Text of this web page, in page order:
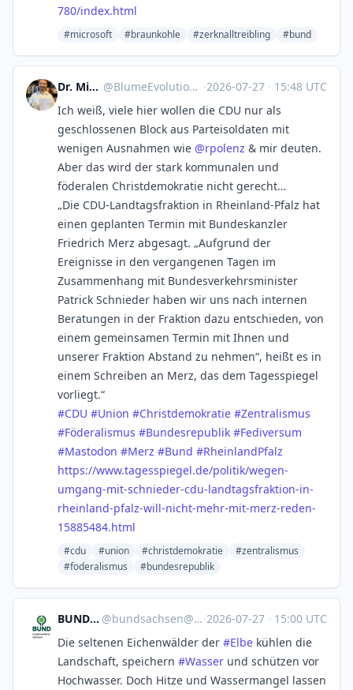
780/index.html
#microsoft #braunkohle #zerknalltreibling #bund
Dr. Michael Blume @BlumeEvolution@digitalcourage.social ·2026-07-27 · 15:48 UTC
Ich weiß, viele hier wollen die CDU nur als
geschlossenen Block aus Parteisoldaten mit
wenigen Ausnahmen wie @rpolenz & mir deuten.
Aber das wird der stark kommunalen und
föderalen Christdemokratie nicht gerecht…
„Die CDU-Landtagsfraktion in Rheinland-Pfalz hat
einen geplanten Termin mit Bundeskanzler
Friedrich Merz abgesagt. „Aufgrund der
Ereignisse in den vergangenen Tagen im
Zusammenhang mit Bundesverkehrsminister
Patrick Schnieder haben wir uns nach internen
Beratungen in der Fraktion dazu entschieden, von
einem gemeinsamen Termin mit Ihnen und
unserer Fraktion Abstand zu nehmen“, heißt es in
einem Schreiben an Merz, das dem Tagesspiegel
vorliegt.“
#CDU #Union #Christdemokratie #Zentralismus
#Föderalismus #Bundesrepublik #Fediversum
#Mastodon #Merz #Bund #RheinlandPfalz
https://www.tagesspiegel.de/politik/wegen-
umgang-mit-schnieder-cdu-landtagsfraktion-in-
rheinland-pfalz-will-nicht-mehr-mit-merz-reden-
15885484.html
#cdu #union #christdemokratie
#zentralismus
#foderalismus
#bundesrepublik
BUND Sachsen @bundsachsen@dresden.network ·2026-07-27 · 15:00 UTC
Die seltenen Eichenwälder der #Elbe kühlen die
Landschaft, speichern #Wasser und schützen vor
Hochwasser. Doch Hitze und Wassermangel lassen